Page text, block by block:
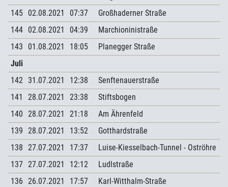
145 02.08.2021 07:37
Großhaderner Straße
144 02.08.2021 04:39
Marchioninistraße
143
01.08.2021 18:05
Planegger Straße
Juli
142 31.07.2021 12:38
Senftenauerstraße
141
28.07.2021 23:38
Stiftsbogen
140 28.07.2021 21:18
Am Ährenfeld
139 28.07.2021 13:52
Gotthardstraße
138 27.07.2021 17:37
Luise-Kiesselbach-Tunnel - Oströhre
137 27.07.2021 12:12
Ludlstraße
136 26.07.2021 17:57
Karl-Witthalm-Straße